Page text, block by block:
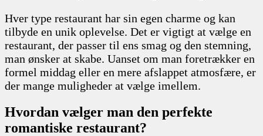
Hver type restaurant har sin egen charme og kan
tilbyde en unik oplevelse. Det er vigtigt at vælge en
restaurant, der passer til ens smag og den stemning,
man ønsker at skabe. Uanset om man foretrækker en
formel middag eller en mere afslappet atmosfære, er
der mange muligheder at vælge imellem.
Hvordan vælger man den perfekte
romantiske restaurant?